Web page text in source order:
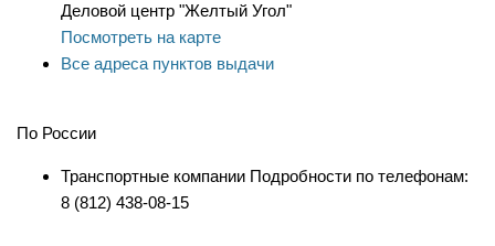
Деловой центр "Желтый Угол"
Посмотреть на карте
Все адреса пунктов выдачи
По России
Транспортные компании Подробности по телефонам:
8 (812) 438-08-15